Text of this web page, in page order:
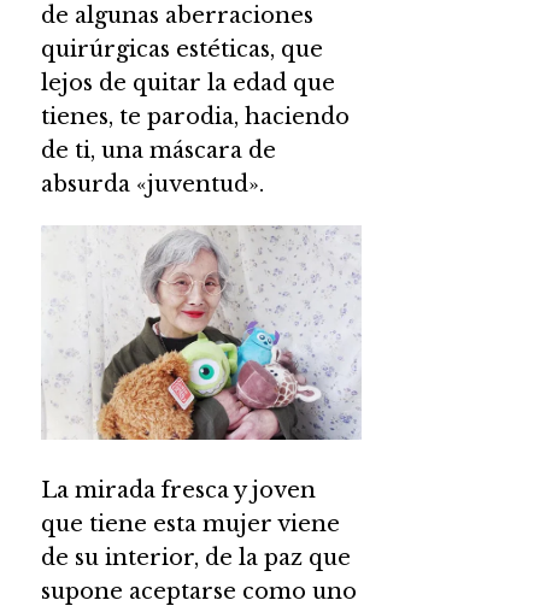
de algunas aberraciones
quirúrgicas estéticas, que
lejos de quitar la edad que
tienes, te parodia, haciendo
de ti, una máscara de
absurda «juventud».
La mirada fresca y joven
que tiene esta mujer viene
de su interior, de la paz que
supone aceptarse como uno